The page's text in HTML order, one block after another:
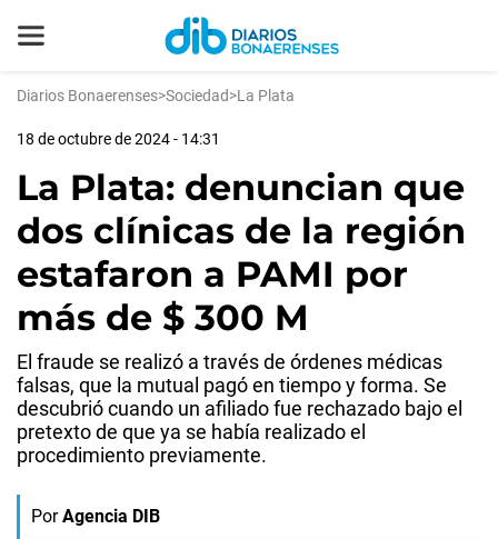
Diarios Bonaerenses>Sociedad>La Plata
18 de octubre de 2024 - 14:31
La Plata: denuncian que
dos clínicas de la región
estafaron a PAMI por
más de $ 300 M
El fraude se realizó a través de órdenes médicas
falsas, que la mutual pagó en tiempo y forma. Se
descubrió cuando un afiliado fue rechazado bajo el
pretexto de que ya se había realizado el
procedimiento previamente.
Por Agencia DIB